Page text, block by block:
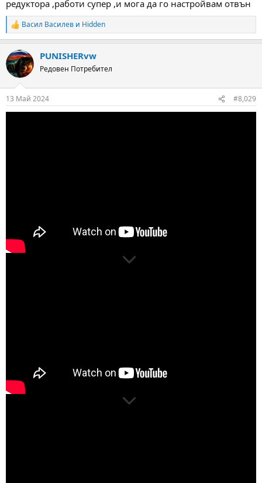
редуктора ,работи супер ,и мога да го настройвам отвън
R
e
c
t
i
s
:
Васил Василев и Hidden
PUNISHERvw
Редовен Потребител
13 Май 2024 #8,029